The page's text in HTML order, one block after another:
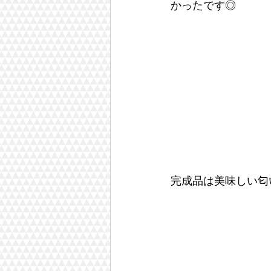
かったです◎
完成品は美味しい匂